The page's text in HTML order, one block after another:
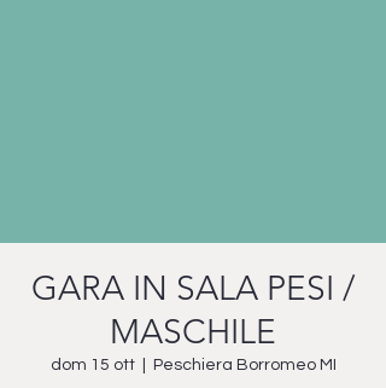
GARA IN SALA PESI /
MASCHILE
dom 15 ott
  |
Peschiera Borromeo MI